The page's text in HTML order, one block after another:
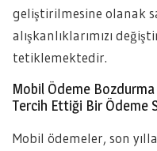
geliştirilmesine olanak
alışkanlıklarımızı
tetiklemektedir.
Mobil Ödeme Bozdurma
Tercih Ettiği Bir Ödeme
Mobil ödemeler, son